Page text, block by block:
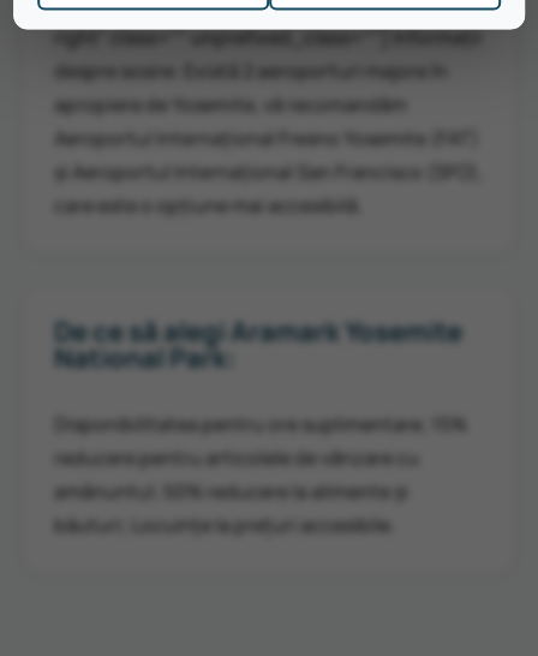
right" class="" unprefixed_class=""] Informații
despre sosire: Există 2 aeroporturi majore în
apropiere de Yosemite, vă recomandăm
Aeroportul Internațional Fresno Yosemite (FAT)
și Aeroportul Internațional San Francisco (SFO),
care este o opțiune mai accesibilă.
De ce să alegi Aramark Yosemite
National Park:
Disponibilitatea pentru ore suplimentare; 15%
reducere pentru articolele de vânzare cu
amănuntul; 50% reducere la alimente și
băuturi; Locuințe la prețuri accesibile.